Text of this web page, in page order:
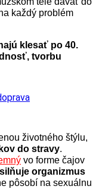
každý problém
klesať po 40.
tvorbu
životného štýlu,
do stravy.
vo forme čajov
organizmus
pôsobí na sexuálnu